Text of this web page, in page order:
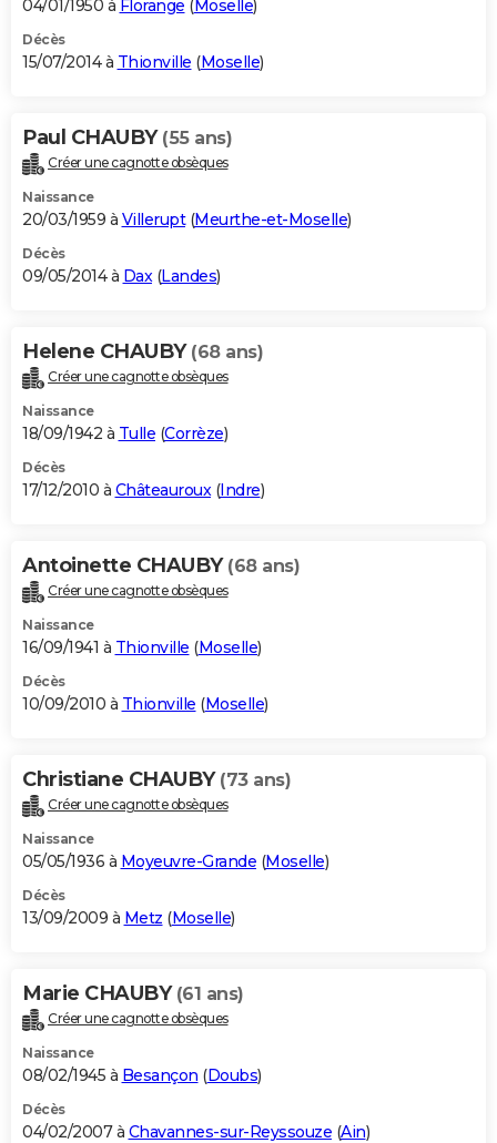
04/01/1950 à Florange ( Moselle)
Décès
15/07/2014 à Thionville (Moselle)
Paul CHAUBY (55 ans)
Créer une cagnotte obsèques
Naissance
20/03/1959 à Villerupt(Meurthe-et-Moselle)
Décès
09/05/2014 à Dax(Landes)
Helene CHAUBY (68 ans)
Créer une cagnotte obsèques
Naissance
18/09/1942 à Tulle (Corrèze)
Décès
17/12/2010 à Châteauroux(Indre)
Antoinette CHAUBY (68 ans)
Créer une cagnotte obsèques
Naissance
16/09/1941 à Thionville (Moselle)
Décès
10/09/2010 à Thionville (Moselle)
Christiane CHAUBY (73 ans)
Créer une cagnotte obsèques
Naissance
05/05/1936 à Moyeuvre-Grande (Moselle)
Décès
13/09/2009 à Metz (Moselle)
Marie CHAUBY (61 ans)
Créer une cagnotte obsèques
Naissance
08/02/1945 à Besançon (Doubs)
Décès
04/02/2007 à Chavannes-sur-Reyssouze (Ain)